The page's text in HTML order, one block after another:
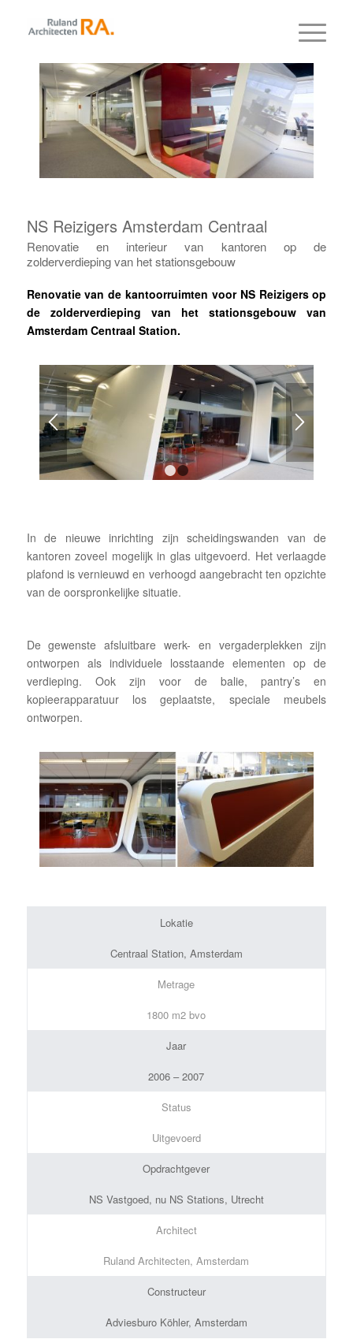
NS Reizigers Amsterdam Centraal
Renovatie en interieur van kantoren op de
zolderverdieping van het stationsgebouw
Renovatie van de kantoorruimten voor NS Reizigers op
de zolderverdieping van het stationsgebouw van
Amsterdam Centraal Station.
1 2
In de nieuwe inrichting zijn scheidingswanden van de
kantoren zoveel mogelijk in glas uitgevoerd. Het verlaagde
plafond is vernieuwd en verhoogd aangebracht ten opzichte
van de oorspronkelijke situatie.
De gewenste afsluitbare werk- en vergaderplekken zijn
ontworpen als individuele losstaande elementen op de
verdieping. Ook zijn voor de balie, pantry’s en
kopieerapparatuur los geplaatste, speciale meubels
ontworpen.
Lokatie
Centraal Station, Amsterdam
Metrage
1800 m2 bvo
Jaar
2006 – 2007
Status
Uitgevoerd
Opdrachtgever
NS Vastgoed, nu NS Stations, Utrecht
Architect
Ruland Architecten, Amsterdam
Constructeur
Adviesburo Köhler, Amsterdam